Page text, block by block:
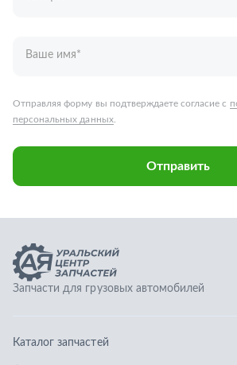
Запчасти для грузовых автомобилей
Каталог запчастей
Спецпредложения
О компании
Контакты
Доставка и оплата